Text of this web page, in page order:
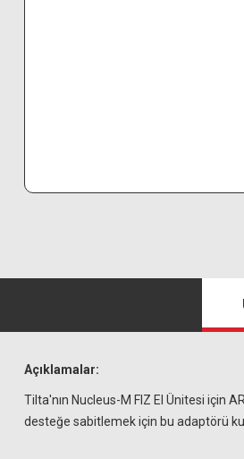
Açıklamalar:
Tilta'nın Nucleus-M FIZ El Ünitesi için
desteğe sabitlemek için bu adaptörü